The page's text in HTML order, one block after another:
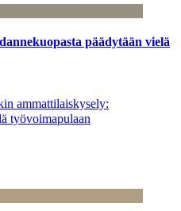
päädytään vielä
ammattilaiskysely:
työvoimapulaan